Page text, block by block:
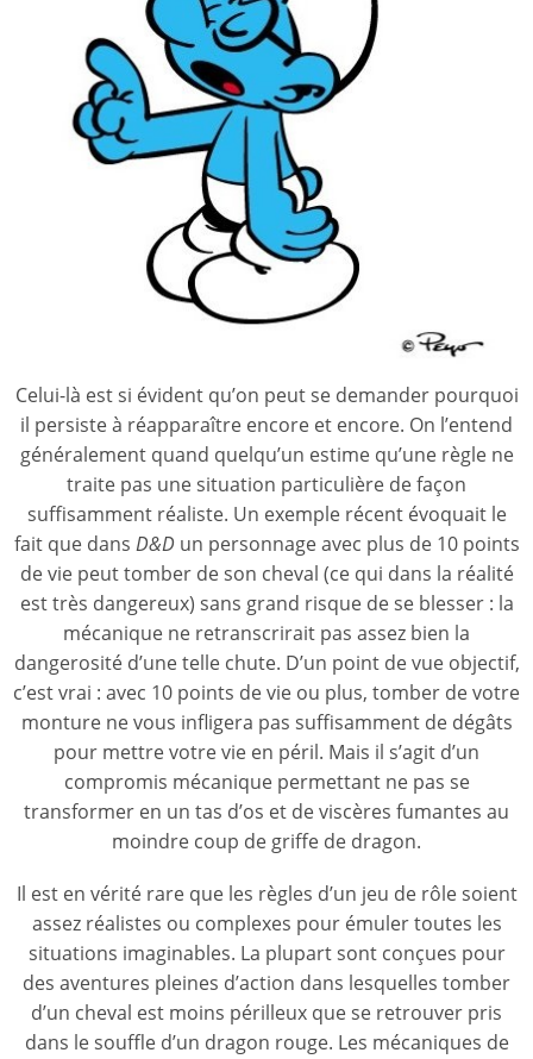
Celui-là est si évident qu’on peut se demander pourquoi
il persiste à réapparaître encore et encore. On l’entend
généralement quand quelqu’un estime qu’une règle ne
traite pas une situation particulière de façon
suffisamment réaliste. Un exemple récent évoquait le
fait que dans D&Dun personnage avec plus de 10 points
de vie peut tomber de son cheval (ce qui dans la réalité
est très dangereux) sans grand risque de se blesser : la
mécanique ne retranscrirait pas assez bien la
dangerosité d’une telle chute. D’un point de vue objectif,
c’est vrai : avec 10 points de vie ou plus, tomber de votre
monture ne vous infligera pas suffisamment de dégâts
pour mettre votre vie en péril. Mais il s’agit d’un
compromis mécanique permettant ne pas se
transformer en un tas d’os et de viscères fumantes au
moindre coup de griffe de dragon.
Il est en vérité rare que les règles d’un jeu de rôle soient
assez réalistes ou complexes pour émuler toutes les
situations imaginables. La plupart sont conçues pour
des aventures pleines d’action dans lesquelles tomber
d’un cheval est moins périlleux que se retrouver pris
dans le souffle d’un dragon rouge. Les mécaniques de